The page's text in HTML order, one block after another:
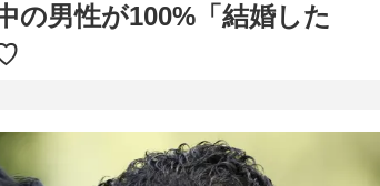
の男性が100%「結婚した